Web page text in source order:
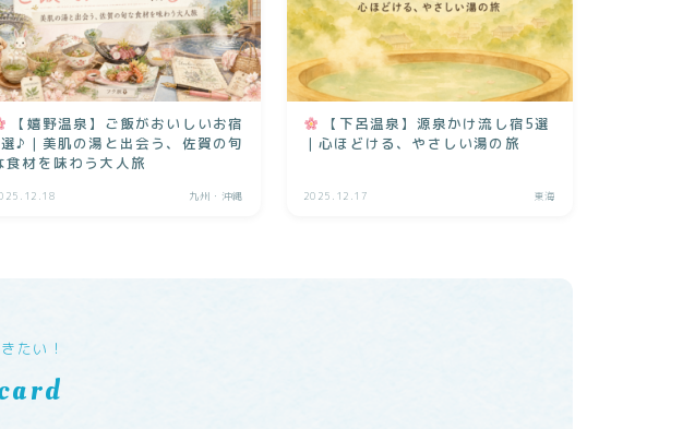
【嬉野温泉】ご飯がおいしいお宿
♪｜美肌の湯と出会う、佐賀の旬
食材を味わう大人旅
九州・沖縄
【下呂温泉】源泉かけ流し宿5選
｜心ほどける、やさしい湯の旅
2025.12.17 東海
たい！